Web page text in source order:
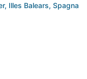
Illes Balears, Spagna